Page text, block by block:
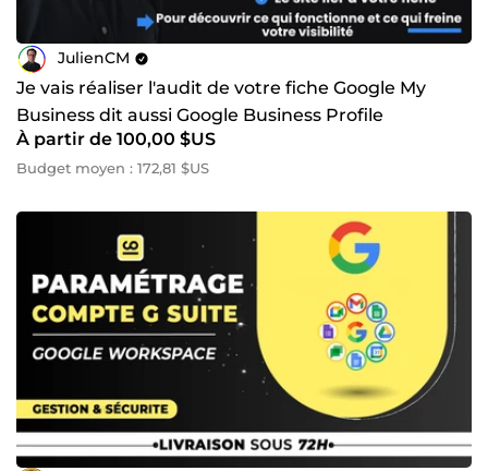
JulienCM
Je vais réaliser l'audit de votre fiche Google My
Business dit aussi Google Business Profile
À partir de 100,00 $US
Budget moyen : 172,81 $US